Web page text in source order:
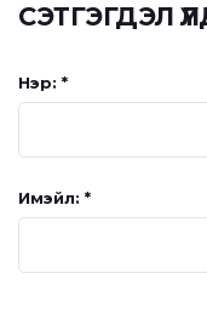
СЭТГЭГДЭЛ
Нэр: *
Имэйл: *